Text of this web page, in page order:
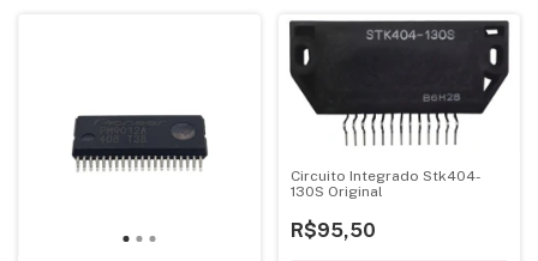
Circuito Integrado Stk404-
130S Original
R$95,50